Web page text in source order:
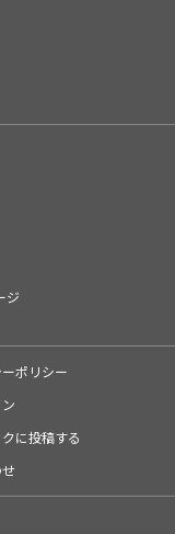
ジ
ポリシー
に投稿する